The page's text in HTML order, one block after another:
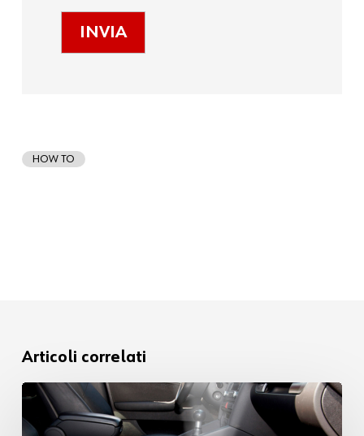
HOW TO
Articoli correlati